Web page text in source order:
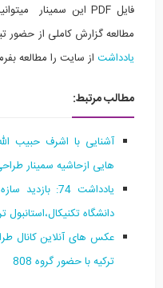
فایل PDF این سمینار میتوانید از
مطالعه گزارش کاملی از حضور تیم سازه 808 در این
یادداشت از سایت را مطالعه
مطالب مرتبط:
هایی ازحاشیه سمینار طراحی عملکردی
دانشگاه تکنیکال،استانبول ترکیه ،
ترکیه با حضور گروه 808